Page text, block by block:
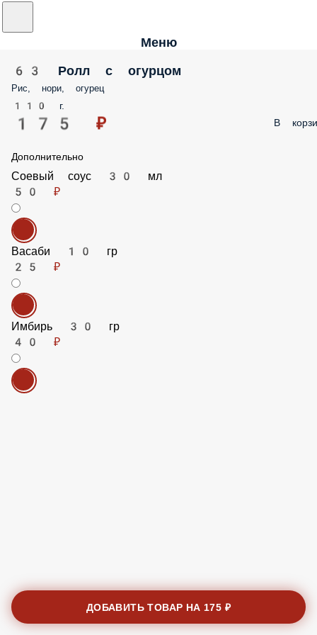
Меню
63 Ролл с огурцом
Рис, нори, огурец
110 г.
175 ₽ В
Дополнительно
Соевый соус 30 мл
50 ₽
Васаби 10 гр
25 ₽
Имбирь 30 гр
40 ₽
ДОБАВИТЬ ТОВАР НА 175 ₽